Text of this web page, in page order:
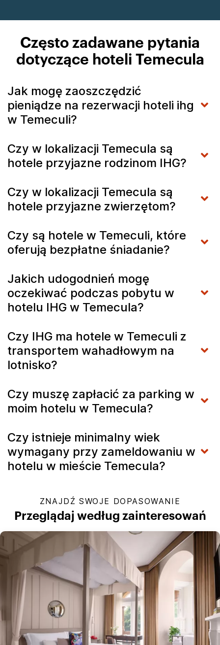
Często zadawane pytania
dotyczące hoteli Temecula
Jak mogę zaoszczędzić
pieniądze na rezerwacji hoteli ihg
w Temeculi?
Czy w lokalizacji Temecula są
hotele przyjazne rodzinom IHG?
Czy w lokalizacji Temecula są
hotele przyjazne zwierzętom?
Czy są hotele w Temeculi, które
oferują bezpłatne śniadanie?
Jakich udogodnień mogę
oczekiwać podczas pobytu w
hotelu IHG w Temecula?
Czy IHG ma hotele w Temeculi z
transportem wahadłowym na
lotnisko?
Czy muszę zapłacić za parking w
moim hotelu w Temecula?
Czy istnieje minimalny wiek
wymagany przy zameldowaniu w
hotelu w mieście Temecula?
ZNAJDŹ SWOJE DOPASOWANIE
Przeglądaj według zainteresowań